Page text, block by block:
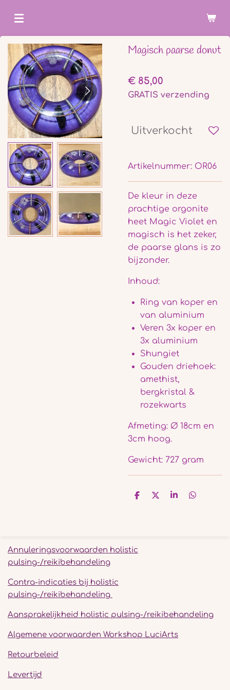
direct
naar
de
hoofdinhoud
Magisch paarse donut
€ 85,00
GRATIS verzending
Uitverkocht
Artikelnummer: OR06
De kleur in deze
prachtige orgonite
heet Magic Violet en
magisch is het zeker,
de paarse glans is zo
bijzonder.
Inhoud:
Ring van koper en
van aluminium
Veren 3x koper en
3x aluminium
Shungiet
Gouden driehoek:
amethist,
bergkristal &
rozekwarts
Afmeting: Ø 18cm en
3cm hoog.
Gewicht: 727 gram
D
D
S
D
Annuleringsvoorwaarden holistic
pulsing-/reikibehandeling
Contra-indicaties bij holistic
pulsing-/reikibehandeling
Aansprakelijkheid holistic pulsing-/reikibehandeling
Algemene voorwaarden Workshop LuciArts
Retourbeleid
Levertijd